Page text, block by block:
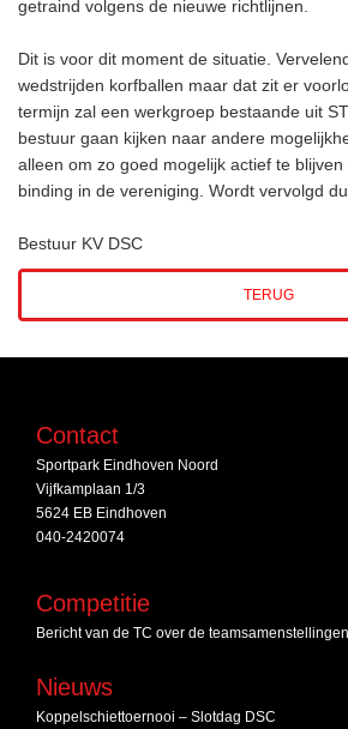
getraind volgens de nieuwe richtlijnen.
Dit is voor dit moment de situatie.
wedstrijden korfballen maar dat zit er
termijn zal een werkgroep bestaande uit
bestuur gaan kijken naar andere
alleen om zo goed mogelijk actief te
binding in de vereniging. Wordt vervolgd
Bestuur KV DSC
TERUG
Contact
Sportpark Eindhoven Noord
Vijfkamplaan 1/3
5624 EB Eindhoven
040-2420074
Competitie
Bericht van de TC over de teamsamenstellingen
Nieuws
Koppelschiettoernooi – Slotdag DSC